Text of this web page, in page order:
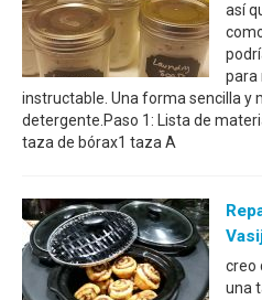
así
para
instructable. Una forma sencilla y
detergente.Paso 1: Lista de
taza de bórax1 taza A
creo
una